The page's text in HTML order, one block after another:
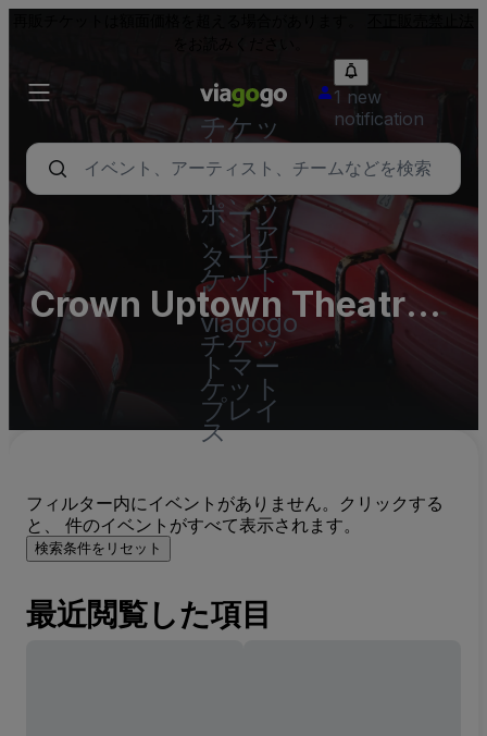
チケッ
ト - コ
ンサー
ト、ス
ポーツ
、シア
ターチ
ケット
|
viagogo
チケッ
トマー
ケット
プレイ
ス
1 new
notification
Crown Uptown Theatre
Parking Lots (InActive)
フィルター内にイベントがありません。クリックする
と、 件のイベントがすべて表示されます。
検索条件をリセット
最近閲覧した項目